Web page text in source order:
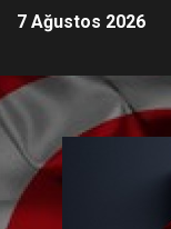
7 Ağustos 2026